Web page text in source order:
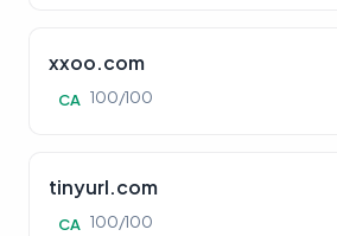
xxoo.com
CA 100/100
tinyurl.com
CA 100/100